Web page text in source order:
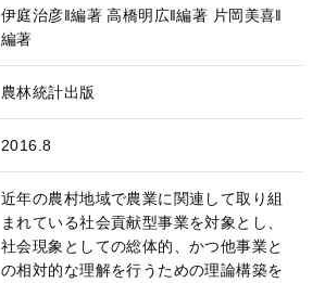
伊庭治彦‖編著 高橋明広‖編著 片岡美喜‖
編著
農林統計出版
2016.8
近年の農村地域で農業に関連して取り組
まれている社会貢献型事業を対象とし、
社会現象としての総体的、かつ他事業と
の相対的な理解を行うための理論構築を